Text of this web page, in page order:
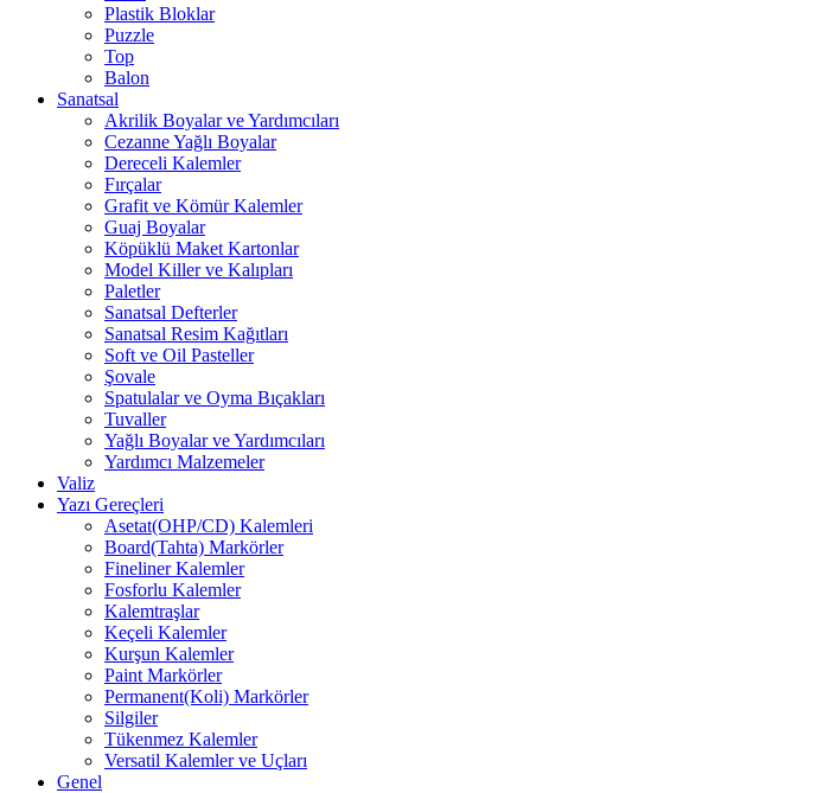
Plastik Bloklar
Puzzle
Top
Balon
Sanatsal
Akrilik Boyalar ve Yardımcıları
Cezanne Yağlı Boyalar
Dereceli Kalemler
Fırçalar
Grafit ve Kömür Kalemler
Guaj Boyalar
Köpüklü Maket Kartonlar
Model Killer ve Kalıpları
Paletler
Sanatsal Defterler
Sanatsal Resim Kağıtları
Soft ve Oil Pasteller
Şovale
Spatulalar ve Oyma Bıçakları
Tuvaller
Yağlı Boyalar ve Yardımcıları
Yardımcı Malzemeler
Valiz
Yazı Gereçleri
Asetat(OHP/CD) Kalemleri
Board(Tahta) Markörler
Fineliner Kalemler
Fosforlu Kalemler
Kalemtraşlar
Keçeli Kalemler
Kurşun Kalemler
Paint Markörler
Permanent(Koli) Markörler
Silgiler
Tükenmez Kalemler
Versatil Kalemler ve Uçları
Genel